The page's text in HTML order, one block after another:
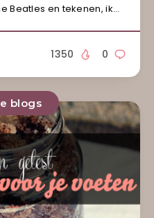
Beatles en tekenen, ik…
0
1350
blogs